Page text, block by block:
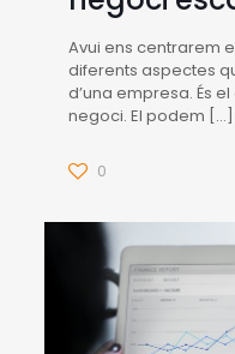
Avui ens centrarem
diferents aspectes
d’una empresa. És
negoci. El podem […]
0